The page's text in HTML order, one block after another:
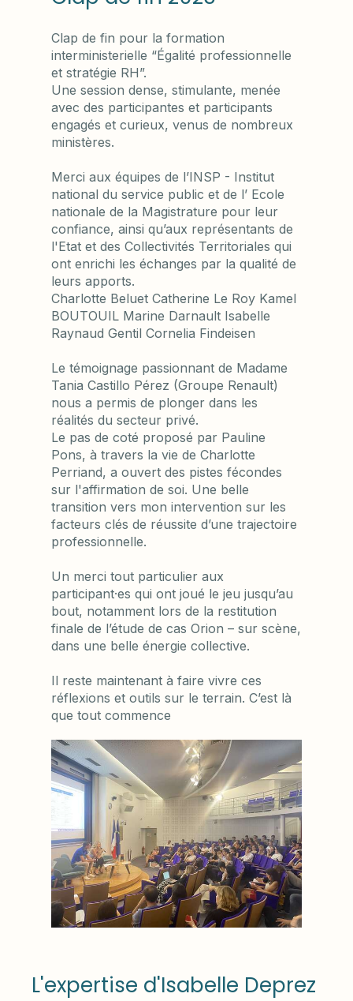
Clap de fin pour la formation
interministerielle “Égalité professionnelle
et stratégie RH”.
Une session dense, stimulante, menée
avec des participantes et participants
engagés et curieux, venus de nombreux
ministères.
Merci aux équipes de l’INSP - Institut
national du service public et de l’ Ecole
nationale de la Magistrature pour leur
confiance, ainsi qu’aux représentants de
l'Etat et des Collectivités Territoriales qui
ont enrichi les échanges par la qualité de
leurs apports.
Charlotte Beluet Catherine Le Roy Kamel
BOUTOUIL Marine Darnault Isabelle
Raynaud Gentil Cornelia Findeisen
Le témoignage passionnant de Madame
Tania Castillo Pérez (Groupe Renault)
nous a permis de plonger dans les
réalités du secteur privé.
Le pas de coté proposé par Pauline
Pons, à travers la vie de Charlotte
Perriand, a ouvert des pistes fécondes
sur l'affirmation de soi. Une belle
transition vers mon intervention sur les
facteurs clés de réussite d’une trajectoire
professionnelle.
Un merci tout particulier aux
participant·es qui ont joué le jeu jusqu’au
bout, notamment lors de la restitution
finale de l’étude de cas Orion – sur scène,
dans une belle énergie collective.
Il reste maintenant à faire vivre ces
réflexions et outils sur le terrain. C’est là
que tout commence
L'expertise d'Isabelle Deprez